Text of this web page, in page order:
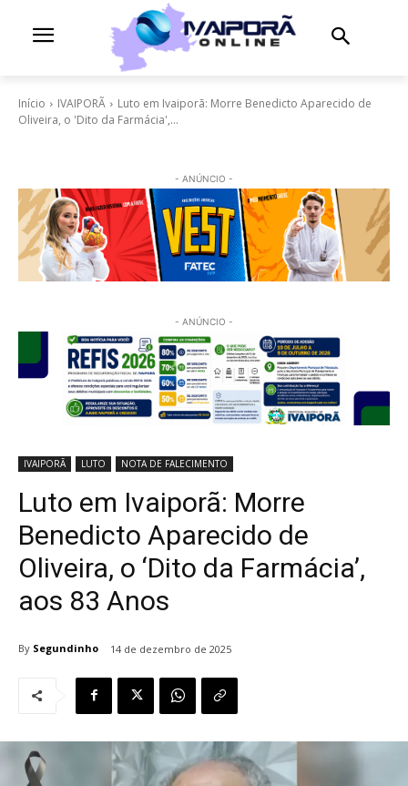
Início IVAIPORÃ
Luto em Ivaiporã: Morre Benedicto Aparecido de
Oliveira, o 'Dito da Farmácia',...
- ANÚNCIO -
- ANÚNCIO -
IVAIPORÃ LUTO NOTA DE FALECIMENTO
Luto em Ivaiporã: Morre
Benedicto Aparecido de
Oliveira, o ‘Dito da Farmácia’,
aos 83 Anos
By Segundinho 14 de dezembro de 2025